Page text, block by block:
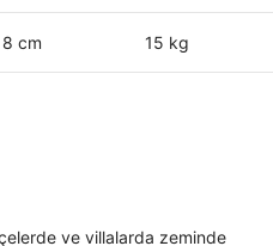
8 cm 15 kg
ve villalarda zeminde